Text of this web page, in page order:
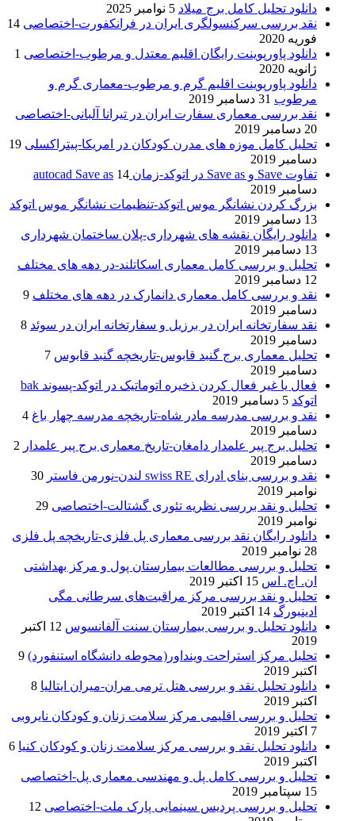
دانلود تحلیل کامل برج میلاد 5 نوامبر 2025
نقد بررسی سرکنسولگری ایران در فرانکفورت-اختصاصی 14
فوریه 2020
دانلود پاورپوینت رایگان اقلیم معتدل و مرطوب-اختصاصی 1
ژانویه 2020
دانلود پاورپوینت اقلیم گرم و مرطوب-معماری گرم و
مرطوب 31 دسامبر 2019
نقد بررسی معماری سفارت ایران در تیرانا آلبانی-اختصاصی
20 دسامبر 2019
تحلیل کامل موزه های مدرن کودکان در امریکا-پیتراکسلی 19
دسامبر 2019
تفاوت Save و Save as در اتوکد-زمان autocad Save as
14
دسامبر 2019
بزرگ کردن نشانگر موس اتوکد-تنظیمات نشانگر موس اتوکد
13 دسامبر 2019
دانلود رایگان نقشه های شهرداری-پلان ساختمان شهرداری
13 دسامبر 2019
تحلیل و بررسی کامل معماری اسکاتلند-در دهه های مختلف
12 دسامبر 2019
نقد و بررسی کامل معماری دانمارک در دهه های مختلف 9
دسامبر 2019
نقد سفارتخانه ایران در برزیل و سفارتخانه ایران در سوئد 8
دسامبر 2019
تحلیل معماری برج گنبد قابوس-تاریخچه گنبد قابوس 7
دسامبر 2019
فعال یا غیر فعال کردن ذخیره اتوماتیک در اتوکد-پسوند bak
اتوکد 5 دسامبر 2019
نقد و بررسی مدرسه مادر شاه-تاریخچه مدرسه چهار باغ 4
دسامبر 2019
تحلیل برج پیر علمدار دامغان-تاریخ معماری برج پیر علمدار 2
دسامبر 2019
نقد و بررسی بنای ادرای swiss RE لندن-نورمن فاستر
30
نوامبر 2019
تحلیل و نقد بررسی نظریه تئوری گشتالت-اختصاصی 29
نوامبر 2019
دانلود رایگان نقد بررسی معماری پل فلزی-تاریخچه پل فلزی
28 نوامبر 2019
تحلیل و بررسی مطالعات بیمارستان پول و مرکز بهداشتی
ان. اچ. اس 15 اکتبر 2019
تحلیل و نقد بررسی مرکز مراقبت‌های سرطانی مگی
ادینبورگ 14 اکتبر 2019
دانلود تحلیل و بررسی بیمارستان سنت آلفانسوس
12 اکتبر
2019
تحلیل مرکز استراحت وینداور(محوطه دانشگاه استنفورد) 9
اکتبر 2019
دانلود تحلیل نقد و بررسی هتل ترمی مران-میران ایتالیا 8
اکتبر 2019
تحلیل و بررسی اقلیمی مرکز سلامت زنان و کودکان نایروبی
7 اکتبر 2019
دانلود تحلیل نقد و بررسی مرکز سلامت زنان و کودکان کنیا 6
اکتبر 2019
تحلیل و بررسی کامل پل و مهندسی معماری پل-اختصاصی
15 سپتامبر 2019
تحلیل و بررسی پردیس سینمایی پارک ملت-اختصاصی 12